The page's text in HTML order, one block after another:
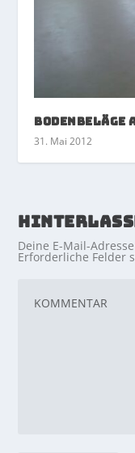
Bodenbeläge
31. Mai 2012
Deine E-Mail-
Erforderliche Felder